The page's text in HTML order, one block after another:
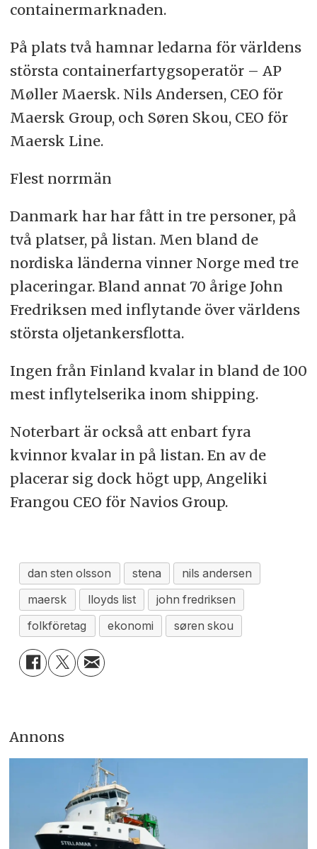
containermarknaden.
På plats två hamnar ledarna för världens
största containerfartygsoperatör – AP
Møller Maersk. Nils Andersen, CEO för
Maersk Group, och Søren Skou, CEO för
Maersk Line.
Flest norrmän
Danmark har har fått in tre personer, på
två platser, på listan. Men bland de
nordiska länderna vinner Norge med tre
placeringar. Bland annat 70 årige John
Fredriksen med inflytande över världens
största oljetankersflotta.
Ingen från Finland kvalar in bland de 100
mest inflytelserika inom shipping.
Noterbart är också att enbart fyra
kvinnor kvalar in på listan. En av de
placerar sig dock högt upp, Angeliki
Frangou CEO för Navios Group.
dan sten olsson stena
nils andersen
maersk
lloyds list
john fredriksen
folkföretag
ekonomi søren skou
Annons